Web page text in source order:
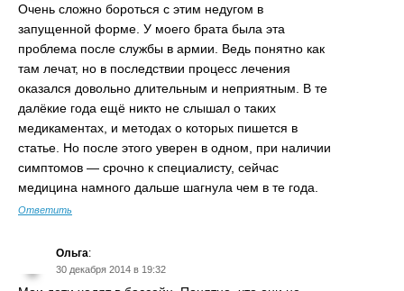
Очень сложно бороться с этим недугом в
запущенной форме. У моего брата была эта
проблема после службы в армии. Ведь понятно как
там лечат, но в последствии процесс лечения
оказался довольно длительным и неприятным. В те
далёкие года ещё никто не слышал о таких
медикаментах, и методах о которых пишется в
статье. Но после этого уверен в одном, при наличии
симптомов — срочно к специалисту, сейчас
медицина намного дальше шагнула чем в те года.
Ответить
Ольга:
30 декабря 2014 в 19:32